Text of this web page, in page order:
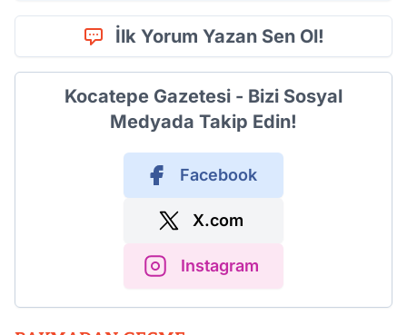
İlk Yorum Yazan Sen Ol!
Kocatepe Gazetesi - Bizi Sosyal
Medyada Takip Edin!
Facebook
X.com
Instagram